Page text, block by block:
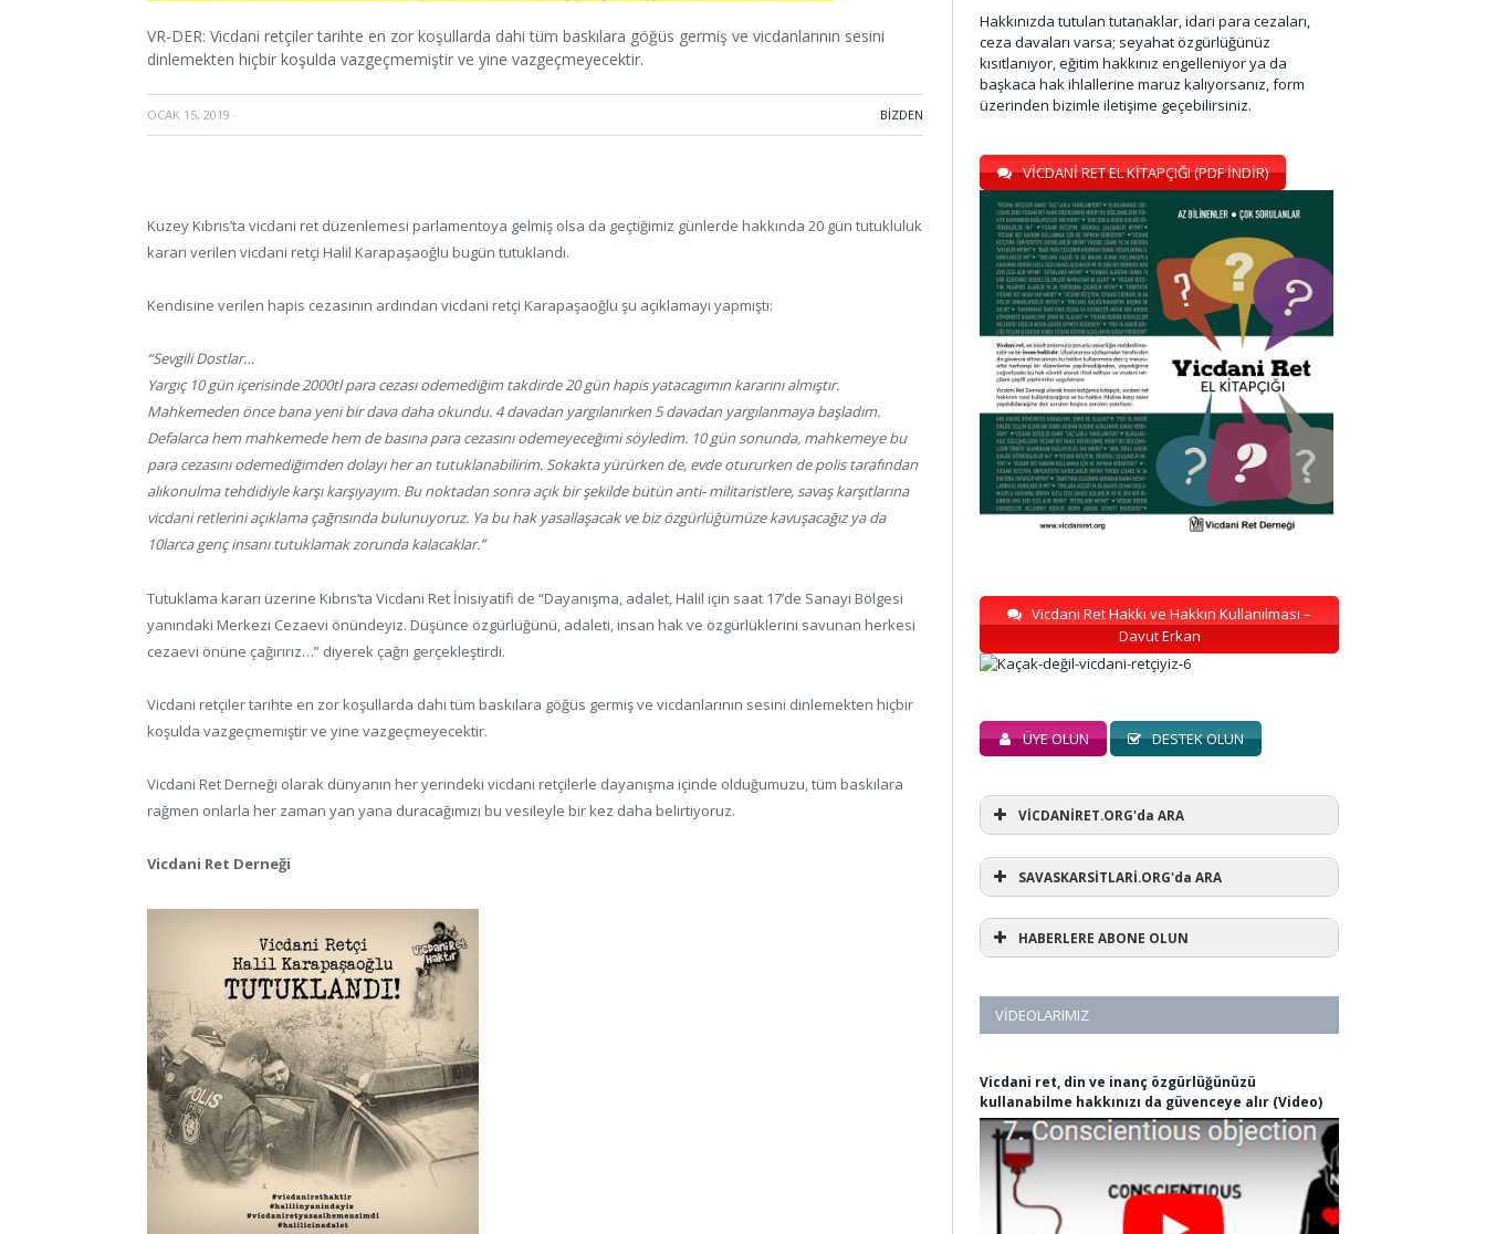
VR-DER: Vicdani retçiler tarihte en zor koşullarda dahi tüm baskılara göğüs germiş ve vicdanlarının sesini
dinlemekten hiçbir koşulda vazgeçmemiştir ve yine vazgeçmeyecektir.
OCAK 15, 2019 · BIZDEN
Kuzey Kıbrıs’ta vicdani ret düzenlemesi parlamentoya gelmiş olsa da geçtiğimiz günlerde hakkında 20 gün tutukluluk
kararı verilen vicdani retçi Halil Karapaşaoğlu bugün tutuklandı.
Kendisine verilen hapis cezasının ardından vicdani retçi Karapaşaoğlu şu açıklamayı yapmıştı:
“Sevgili Dostlar…
Yargıç 10 gün içerisinde 2000tl para cezası odemediğim takdirde 20 gün hapis yatacagımın kararını almıştır.
Mahkemeden önce bana yeni bir dava daha okundu. 4 davadan yargılanırken 5 davadan yargılanmaya başladım.
Defalarca hem mahkemede hem de basına para cezasını odemeyeceğimi söyledim. 10 gün sonunda, mahkemeye bu
para cezasını odemediğimden dolayı her an tutuklanabilirim. Sokakta yürürken de, evde otururken de polis tarafından
alıkonulma tehdidiyle karşı karşıyayım. Bu noktadan sonra açık bir şekilde bütün anti- militaristlere, savaş karşıtlarına
vicdani retlerini açıklama çağrısında bulunuyoruz. Ya bu hak yasallaşacak ve biz özgürlüğümüze kavuşacağız ya da
10larca genç insanı tutuklamak zorunda kalacaklar.”
Tutuklama kararı üzerine Kıbrıs’ta Vicdani Ret İnisiyatifi de “Dayanışma, adalet, Halil için saat 17’de Sanayi Bölgesi
yanındaki Merkezi Cezaevi önündeyiz. Düşünce özgürlüğünü, adaleti, insan hak ve özgürlüklerini savunan herkesi
cezaevi önüne çağırırız…” diyerek çağrı gerçekleştirdi.
Vicdani retçiler tarihte en zor koşullarda dahi tüm baskılara göğüs germiş ve vicdanlarının sesini dinlemekten hiçbir
koşulda vazgeçmemiştir ve yine vazgeçmeyecektir.
Vicdani Ret Derneği olarak dünyanın her yerindeki vicdani retçilerle dayanışma içinde olduğumuzu, tüm baskılara
rağmen onlarla her zaman yan yana duracağımızı bu vesileyle bir kez daha belirtiyoruz.
Vicdani Ret Derneği
Hakkınızda tutulan tutanaklar, idari para cezaları,
ceza davaları varsa; seyahat özgürlüğünüz
kısıtlanıyor, eğitim hakkınız engelleniyor ya da
başkaca hak ihlallerine maruz kalıyorsanız, form
üzerinden bizimle iletişime geçebilirsiniz.
VİCDANİ RET EL KİTAPÇIĞI (PDF İNDİR)
Vicdani Ret Hakkı ve Hakkın Kullanılması –
Davut Erkan
ÜYE OLUN DESTEK OLUN
VİCDANİRET.ORG'da ARA
SAVASKARSİTLARİ.ORG'da ARA
HABERLERE ABONE OLUN
VIDEOLARIMIZ
Vicdani ret, din ve inanç özgürlüğünüzü
kullanabilme hakkınızı da güvenceye alır (Video)